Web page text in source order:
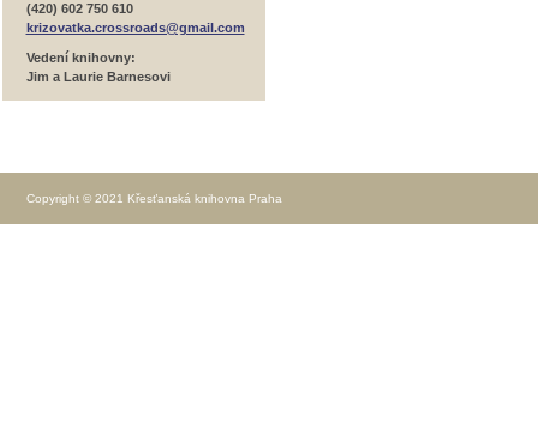
(420) 602 750 610
krizovatka.crossroads@gmail.com
Vedení knihovny:
Jim a Laurie Barnesovi
Copyright © 2021 Křesťanská knihovna Praha